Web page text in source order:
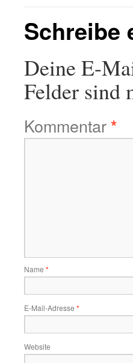
Schreibe
Deine E-
Felder sind
Kommentar*
Name *
E-Mail-Adresse *
Website